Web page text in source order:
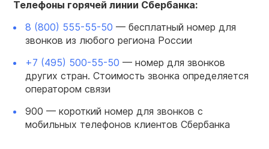
Телефоны горячей линии Сбербанка:
8 (800) 555-55-50 — бесплатный номер для
звонков из любого региона России
+7 (495) 500-55-50 — номер для звонков
других стран. Стоимость звонка определяется
оператором связи
900 — короткий номер для звонков с
мобильных телефонов клиентов Сбербанка